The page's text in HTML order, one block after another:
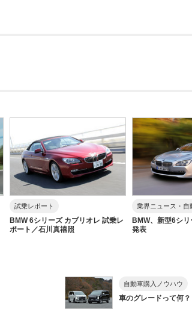
試乗レポート
BMW 6シリーズ カブリオレ 試乗レ
ポート／石川真禧照
業界ニュース・自
BMW、新型6シ
発表
自動車購入ノウハウ
車のグレードって何